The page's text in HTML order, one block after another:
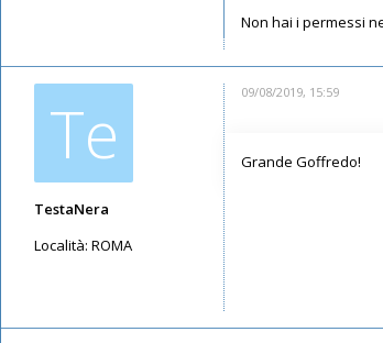
Non hai i permessi
Te
TestaNera
Località: ROMA
09/08/2019, 15:59
Grande Goffredo!